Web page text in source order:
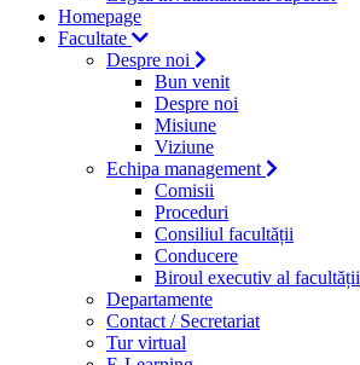
Homepage
Facultate
Despre noi
Bun venit
Despre noi
Misiune
Viziune
Echipa management
Comisii
Proceduri
Consiliul facultății
Conducere
Biroul executiv al facultății
Departamente
Contact / Secretariat
Tur virtual